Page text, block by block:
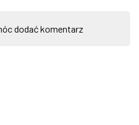
dodać komentarz